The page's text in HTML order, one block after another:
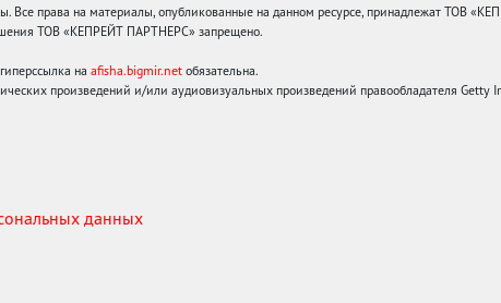
права на материалы, опубликованные на данном ресурсе, принадлежат ТОВ
ТОВ «КЕПРЕЙТ ПАРТНЕРС» запрещено.
на afisha.bigmir.net обязательна.
произведений и/или аудиовизуальных произведений правообладателя Getty
данных